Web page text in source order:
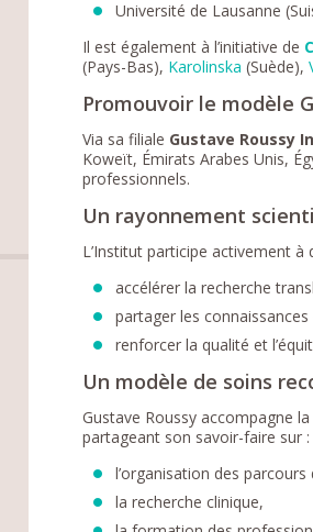
Université de Lausanne
Il est également à l’initiative de
(Pays-Bas), Karolinska (Suède),
Promouvoir le modèle
Via sa filiale Gustave Roussy
Koweït, Émirats Arabes Unis,
professionnels.
Un rayonnement
L’Institut participe activement
accélérer la recherche
partager les
renforcer la qualité et
Un modèle de soins
Gustave Roussy accompagne
partageant son savoir-faire sur :
l’organisation des parcours
la recherche clinique,